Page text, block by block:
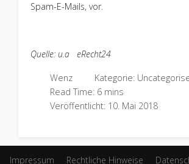
Spam-E-Mails, vor.
Quelle: u.a eRecht24
Wenz Kategorie:
Read Time: 6 mins
Veröffentlicht: 10. Mai 2018
Impressum Rechtliche Hinweise